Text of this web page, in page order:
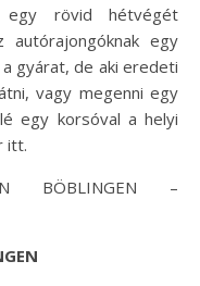
rövid hétvégét
autórajongóknak egy
gyárat, de aki eredeti
vagy megenni egy
egy korsóval a helyi
itt.
BÖBLINGEN –